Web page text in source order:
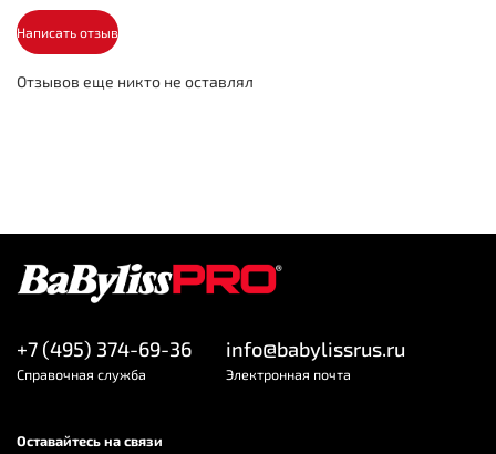
Написать отзыв
Отзывов еще никто не оставлял
+7 (495) 374-69-36
Cправочная служба
info@babylissrus.ru
Электронная почта
Оставайтесь на связи